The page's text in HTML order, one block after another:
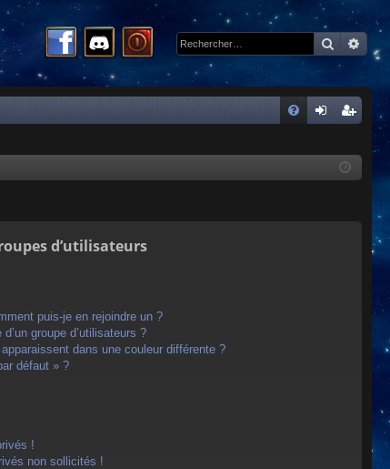
cri
d’utilisateurs
puis-je en rejoindre un ?
groupe d’utilisateurs ?
dans une couleur différente ?
défaut » ?
!
non sollicités !